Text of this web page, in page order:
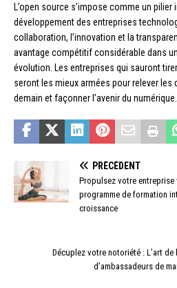
L’open source s’impose comme un
développement des entreprises
collaboration, l’innovation et la
avantage compétitif considérable dans
évolution. Les entreprises qui sauront
seront les mieux armées pour relever les
demain et façonner l’avenir du numérique.
PRÉCÉDENT
Propulsez votre entreprise
programme de formation
croissance
Décuplez votre notoriété : L’art de
d’ambassadeurs de